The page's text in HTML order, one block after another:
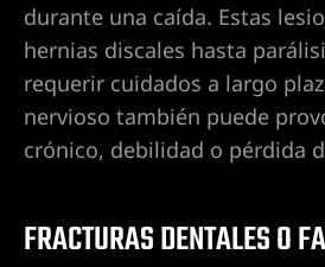
durante una caída. Estas
hernias discales hasta
requerir cuidados a largo
nervioso también puede
crónico, debilidad o pérdida
FRACTURAS DENTALES O
Las
Las
Las